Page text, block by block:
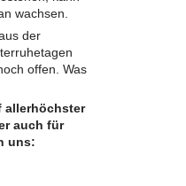
wachsen.
der
offen. Was
allerhöchster
auch für
uns: